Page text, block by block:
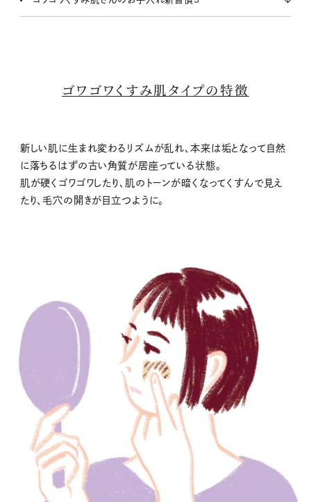
ゴワゴワくすみ肌タイプの特徴
新しい肌に生まれ変わるリズムが乱れ、本来は垢となって自然
に落ちるはずの古い角質が居座っている状態。
肌が硬くゴワゴワしたり、肌のトーンが暗くなってくすんで見え
たり、毛穴の開きが目立つように。